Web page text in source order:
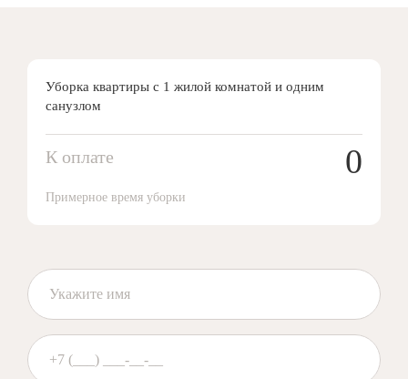
Уборка квартиры с 1 жилой комнатой и одним
санузлом
К оплате 0
Примерное время уборки